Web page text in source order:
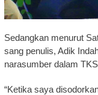
Sedangkan menurut
sang penulis, Adik
narasumber dalam
“Ketika saya